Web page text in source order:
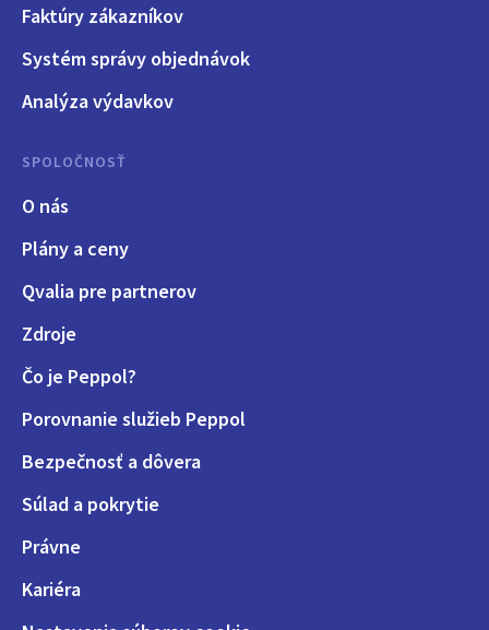
Faktúry zákazníkov
Systém správy objednávok
Analýza výdavkov
SPOLOČNOSŤ
O nás
Plány a ceny
Qvalia pre partnerov
Zdroje
Čo je Peppol?
Porovnanie služieb Peppol
Bezpečnosť a dôvera
Súlad a pokrytie
Právne
Kariéra